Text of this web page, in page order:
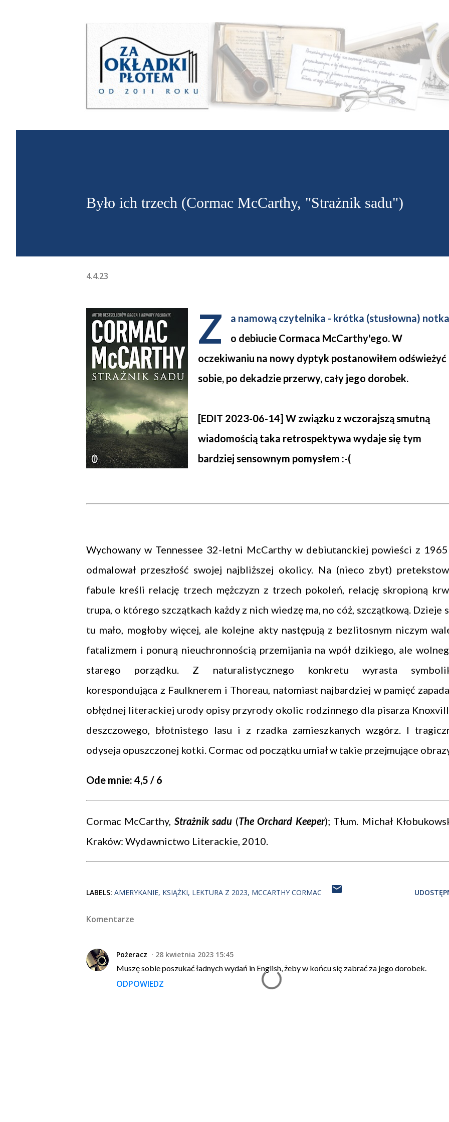
Było ich trzech (Cormac McCarthy, "Strażnik sadu")
4.4.23
Z
a namową czytelnika - krótka (stusłowna) notka
o debiucie Cormaca McCarthy'ego. W
oczekiwaniu na nowy dyptyk postanowiłem odświeżyć
sobie, po dekadzie przerwy, cały jego dorobek.
[EDIT 2023-06-14] W związku z wczorajszą smutną
wiadomością taka retrospektywa wydaje się tym
bardziej sensownym pomysłem :-(
Wychowany w Tennessee 32-letni McCarthy w debiutanckiej powieści z
odmalował przeszłość swojej najbliższej okolicy. Na (nieco zbyt)
fabule kreśli relację trzech mężczyzn z trzech pokoleń, relację skropioną
trupa, o którego szczątkach każdy z nich wiedzę ma, no cóż, szczątkową. Dzieje
tu mało, mogłoby więcej, ale kolejne akty następują z bezlitosnym niczym
fatalizmem i ponurą nieuchronnością przemijania na wpół dzikiego, ale
starego porządku. Z naturalistycznego konkretu wyrasta
korespondująca z Faulknerem i Thoreau, natomiast najbardziej w pamięć
obłędnej literackiej urody opisy przyrody okolic rodzinnego dla pisarza
deszczowego, błotnistego lasu i z rzadka zamieszkanych wzgórz. I
odyseja opuszczonej kotki. Cormac od początku umiał w takie przejmujące
Ode mnie: 4,5 / 6
Cormac McCarthy, Strażnik sadu (The Orchard Keeper); Tłum. Michał
Kraków: Wydawnictwo Literackie, 2010.
LABELS: AMERYKANIE KSIĄŻKI LEKTURA Z 2023 MCCARTHY CORMAC
Komentarze
Pożeracz
28 kwietnia 2023 15:45
Muszę sobie poszukać ładnych wydań in English, żeby w końcu się zabrać za jego dorobek.
ODPOWIEDZ